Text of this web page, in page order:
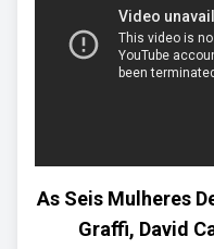
As Seis Mulheres
Graffi, David